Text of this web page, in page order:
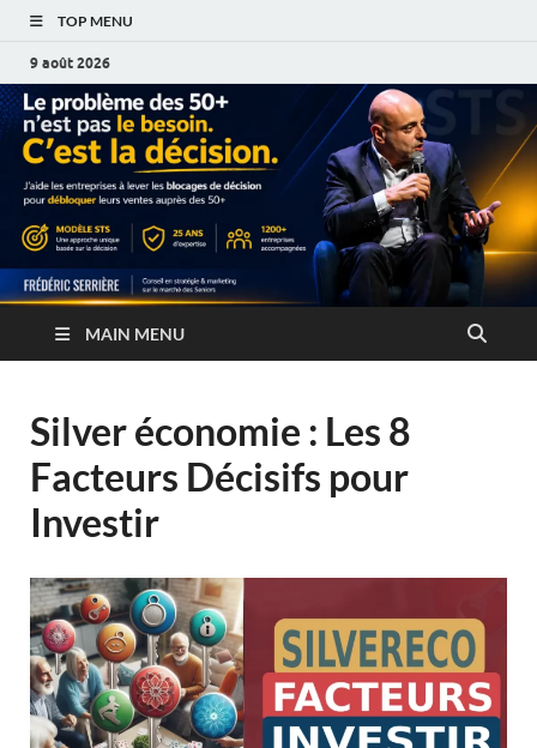
TOP MENU
9 août 2026
MAIN MENU
Silver économie : Les 8
Facteurs Décisifs pour
Investir